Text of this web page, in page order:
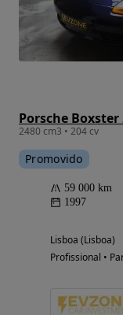
Porsche Boxster
2480 cm3 • 204 cv
Promovido
59 000 km
1997
Lisboa (Lisboa)
Profissional •